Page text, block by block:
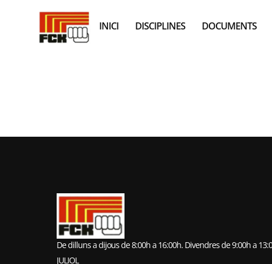
INICI DISCIPLINES DOCUMENTS
De dilluns a dijous de 8:00h a 16:00h. Divendres de 9:00h a
JULIOL